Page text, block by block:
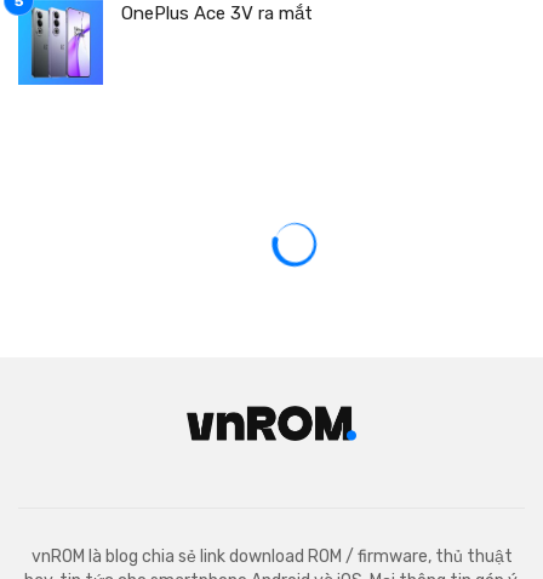
OnePlus Ace 3V ra mắt
vnROM là blog chia sẻ link download ROM / firmware, thủ thuật